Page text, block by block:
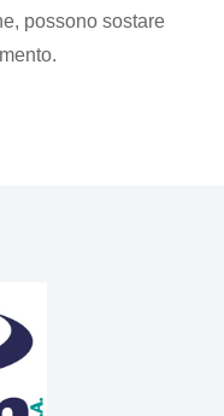
possono sostare